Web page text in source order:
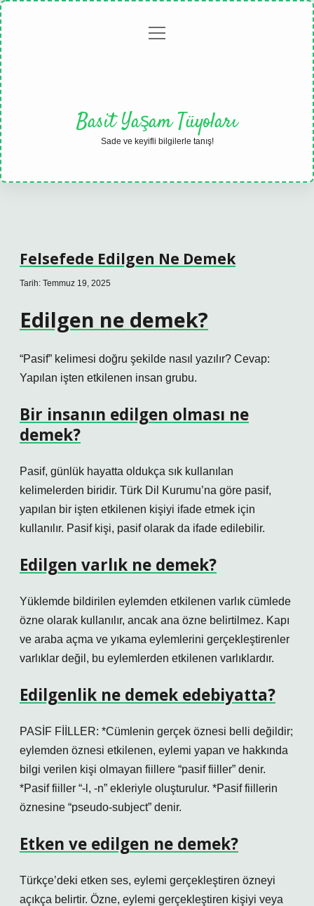
Gizlilikmenüyü
Basit Yaşam Tüyoları
Sade ve keyifli bilgilerle tanış!
Felsefede Edilgen Ne Demek
Tarih: Temmuz 19, 2025
Edilgen ne demek?
“Pasif” kelimesi doğru şekilde nasıl yazılır? Cevap:
Yapılan işten etkilenen insan grubu.
Bir insanın edilgen olması ne
demek?
Pasif, günlük hayatta oldukça sık kullanılan
kelimelerden biridir. Türk Dil Kurumu’na göre pasif,
yapılan bir işten etkilenen kişiyi ifade etmek için
kullanılır. Pasif kişi, pasif olarak da ifade edilebilir.
Edilgen varlık ne demek?
Yüklemde bildirilen eylemden etkilenen varlık cümlede
özne olarak kullanılır, ancak ana özne belirtilmez. Kapı
ve araba açma ve yıkama eylemlerini gerçekleştirenler
varlıklar değil, bu eylemlerden etkilenen varlıklardır.
Edilgenlik ne demek edebiyatta?
PASİF FİİLLER: *Cümlenin gerçek öznesi belli değildir;
eylemden öznesi etkilenen, eylemi yapan ve hakkında
bilgi verilen kişi olmayan fiillere “pasif fiiller” denir.
*Pasif fiiller “-l, -n” ekleriyle oluşturulur. *Pasif fiillerin
öznesine “pseudo-subject” denir.
Etken ve edilgen ne demek?
Türkçe’deki etken ses, eylemi gerçekleştiren özneyi
açıkça belirtir. Özne, eylemi gerçekleştiren kişiyi veya